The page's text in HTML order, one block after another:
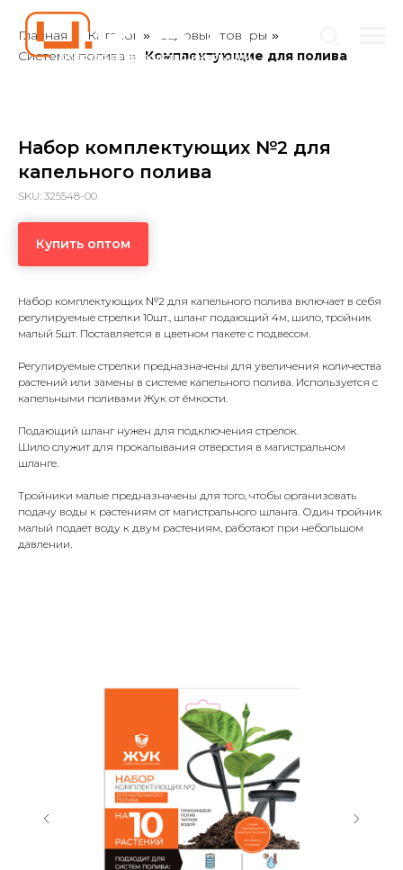
Главная Каталог » Садовые товары »
Системы полива » Комплектующие для полива
Набор комплектующих №2 для
капельного полива
SKU: 325548-00
Купить оптом
Набор комплектующих №2 для капельного полива включает в себя
регулируемые стрелки 10шт., шланг подающий 4м, шило, тройник
малый 5шт. Поставляется в цветном пакете с подвесом.
Регулируемые стрелки предназначены для увеличения количества
растений или замены в системе капельного полива. Используется с
капельными поливами Жук от ёмкости.
Подающий шланг нужен для подключения стрелок.
Шило служит для прокалывания отверстия в магистральном
шланге.
Тройники малые предназначены для того, чтобы организовать
подачу воды к растениям от магистрального шланга. Один тройник
малый подает воду к двум растениям, работают при небольшом
давлении.